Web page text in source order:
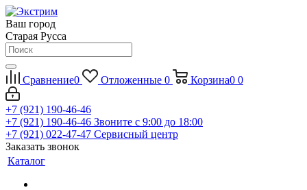
Ваш город
Старая Русса
Сравнение0 Отложенные 0 Корзина0 0
+7 (921) 190-46-46
+7 (921) 190-46-46 Звоните с 9:00 до 18:00
+7 (921) 022-47-47 Сервисный центр
Заказать звонок
Каталог